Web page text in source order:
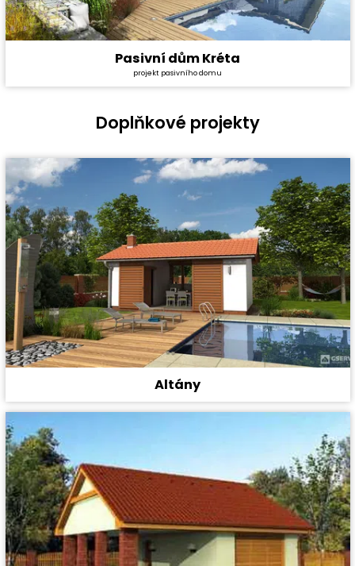
Cena stavby svépomocí:
Dispozice:
5+1
Pasivní dům Kréta
projekt pasivního domu
Doplňkové projekty
Altány